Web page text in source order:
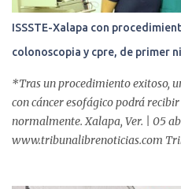
ISSSTE-Xalapa con
colonoscopia y cpre, de primer
*Tras un procedimiento exitoso,
con cáncer esofágico podrá
normalmente. Xalapa, Ver. | 05
www.tribunalibrenoticias.com